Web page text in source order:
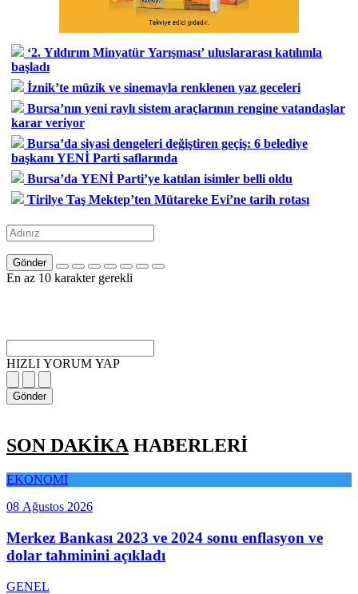
‘2. Yıldırım Minyatür Yarışması’ uluslararası katılımla
başladı
İznik’te müzik ve sinemayla renklenen yaz geceleri
Bursa’nın yeni raylı sistem araçlarının rengine vatandaşlar
karar veriyor
Bursa’da siyasi dengeleri değiştiren geçiş: 6 belediye
başkanı YENİ Parti saflarında
Bursa’da YENİ Parti’ye katılan isimler belli oldu
Tirilye Taş Mektep’ten Mütareke Evi’ne tarih rotası
Gönder
En az 10 karakter gerekli
HIZLI YORUM YAP
Gönder
SON DAKİKAHABERLERİ
EKONOMİ
08 Ağustos 2026
Merkez Bankası 2023 ve 2024 sonu enflasyon ve
dolar tahminini açıkladı
GENEL